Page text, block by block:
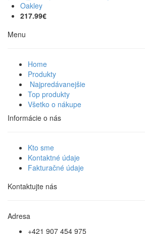
Oakley
217.99€
Menu
Home
Produkty
Najpredávanejšie
Top produkty
Všetko o nákupe
Informácie o nás
Kto sme
Kontaktné údaje
Fakturačné údaje
Kontaktujte nás
Adresa
+421 907 454 975